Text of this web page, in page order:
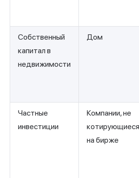
Собственный
капитал в
недвижимости
Дом
Частные
инвестиции
Компании, не
котирующиеся
на бирже